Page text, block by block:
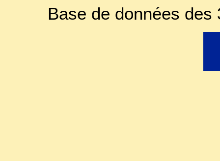
Base de données